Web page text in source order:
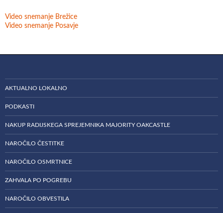
Video snemanje Brežice
Video snemanje Posavje
AKTUALNO LOKALNO
PODKASTI
NAKUP RADIJSKEGA SPREJEMNIKA MAJORITY OAKCASTLE
NAROČILO ČESTITKE
NAROČILO OSMRTNICE
ZAHVALA PO POGREBU
NAROČILO OBVESTILA